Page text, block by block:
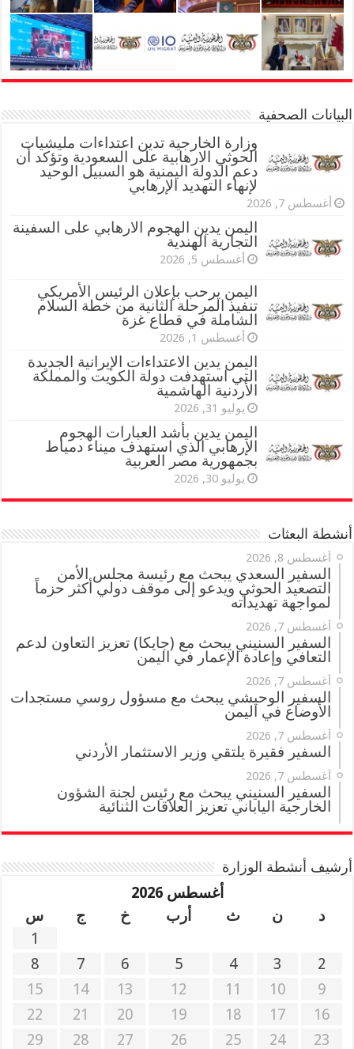
البيانات الصحفية
وزارة الخارجية تدين اعتداءات مليشيات
الحوثي الارهابية على السعودية وتؤكد أن
دعم الدولة اليمنية هو السبيل الوحيد
لإنهاء التهديد الإرهابي
أغسطس 7, 2026
اليمن يدين الهجوم الارهابي على السفينة
التجارية الهندية
أغسطس 5, 2026
اليمن يرحب بإعلان الرئيس الأمريكي
تنفيذ المرحلة الثانية من خطة السلام
الشاملة في قطاع غزة
أغسطس 1, 2026
اليمن يدين الاعتداءات الإيرانية الجديدة
التي استهدفت دولة الكويت والمملكة
الأردنية الهاشمية
يوليو 31, 2026
اليمن يدين بأشد العبارات الهجوم
الإرهابي الذي استهدف ميناء دمياط
بجمهورية مصر العربية
يوليو 30, 2026
أنشطة البعثات
أغسطس 8, 2026
السفير السعدي يبحث مع رئيسة مجلس الأمن
التصعيد الحوثي ويدعو إلى موقف دولي أكثر حزماً
لمواجهة تهديداته
أغسطس 7, 2026
السفير السنيني يبحث مع (جايكا) تعزيز التعاون لدعم
التعافي وإعادة الإعمار في اليمن
أغسطس 7, 2026
السفير الوحيشي يبحث مع مسؤول روسي مستجدات
الأوضاع في اليمن
أغسطس 7, 2026
السفير فقيرة يلتقي وزير الاستثمار الأردني
أغسطس 7, 2026
السفير السنيني يبحث مع رئيس لجنة الشؤون
الخارجية الياباني تعزيز العلاقات الثنائية
أرشيف أنشطة الوزارة
أغسطس 2026
د
ن ث أرب خ ج
س
1
2
3
4
5
6
7
8
9
10
11
12
13
14
15
16
17
18
19
20
21
22
23
24
25
26
27
28
29